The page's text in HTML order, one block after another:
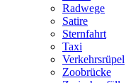
Radwege
Satire
Sternfahrt
Taxi
Verkehrsrüpel
Zoobrücke